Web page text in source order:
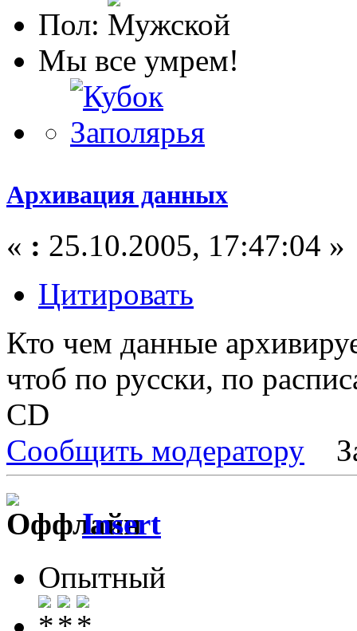
Пол:
Мы все умрем!
Архивация данных
« : 25.10.2005, 17:47:04 »
Цитировать
Кто чем данные
чтоб по русcки, по
CD
Сообщить модератору
Insert
Опытный